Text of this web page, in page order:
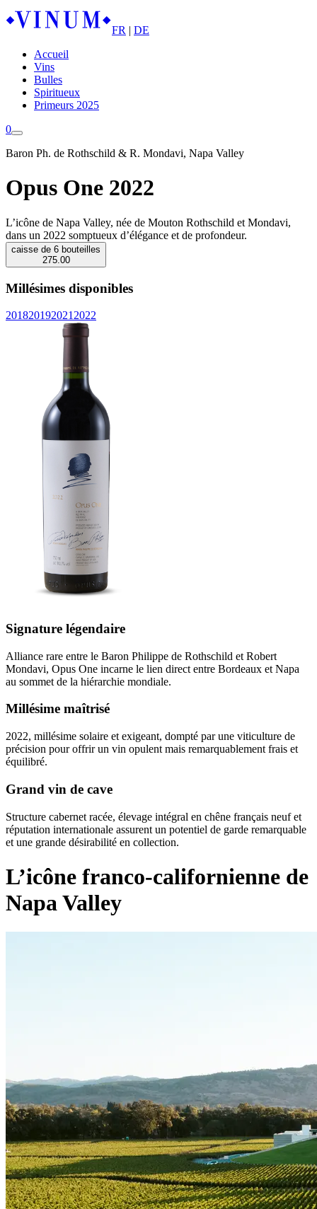
FR | DE
Accueil
Vins
Bulles
Spiritueux
Primeurs 2025
0
Baron Ph. de Rothschild & R. Mondavi, Napa Valley
Opus One 2022
L’icône de Napa Valley, née de Mouton Rothschild et Mondavi,
dans un 2022 somptueux d’élégance et de profondeur.
caisse de 6 bouteilles
275.00
Millésimes disponibles
201820192021 2022
Signature légendaire
Alliance rare entre le Baron Philippe de Rothschild et Robert
Mondavi, Opus One incarne le lien direct entre Bordeaux et Napa
au sommet de la hiérarchie mondiale.
Millésime maîtrisé
2022, millésime solaire et exigeant, dompté par une viticulture de
précision pour offrir un vin opulent mais remarquablement frais et
équilibré.
Grand vin de cave
Structure cabernet racée, élevage intégral en chêne français neuf et
réputation internationale assurent un potentiel de garde remarquable
et une grande désirabilité en collection.
L’icône franco-californienne de
Napa Valley